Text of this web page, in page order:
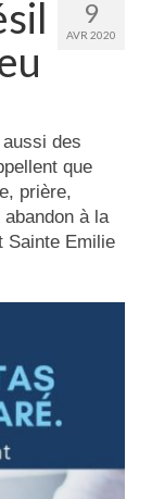
9
AVR 2020
des
que
prière,
à la
Sainte Emilie